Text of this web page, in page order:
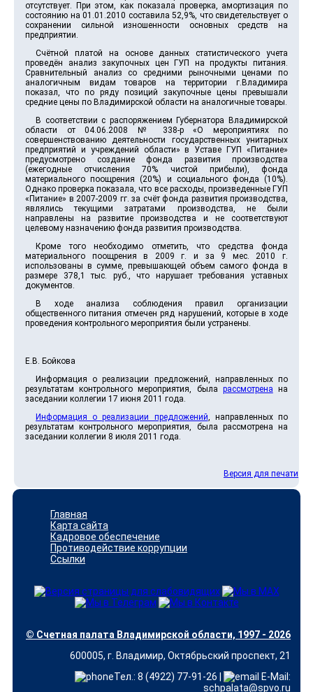
отсутствует. При этом, как показала проверка, амортизация по
состоянию на 01.01.2010 составила 52,9%, что свидетельствует о
сохранении сильной изношенности основных средств на
предприятии.
Счётной платой на основе данных статистического учета
проведён анализ закупочных цен ГУП на продукты питания.
Сравнительный анализ со средними рыночными ценами по
аналогичным видам товаров на территории г.Владимира
показал, что по ряду позиций закупочные цены превышали
средние цены по Владимирской области на аналогичные товары.
В соответствии с распоряжением Губернатора Владимирской
области от 04.06.2008 № 338-р «О мероприятиях по
совершенствованию деятельности государственных унитарных
предприятий и учреждений области» в Уставе ГУП «Питание»
предусмотрено создание фонда развития производства
(ежегодные отчисления 70% чистой прибыли), фонда
материального поощрения (20%) и социального фонда (10%).
Однако проверка показала, что все расходы, произведенные ГУП
«Питание» в 2007-2009 гг. за счёт фонда развития производства,
являлись текущими затратами производства, не были
направлены на развитие производства и не соответствуют
целевому назначению фонда развития производства.
Кроме того необходимо отметить, что средства фонда
материального поощрения в 2009 г. и за 9 мес. 2010 г.
использованы в сумме, превышающей объем самого фонда в
размере 378,1 тыс. руб., что нарушает требования уставных
документов.
В ходе анализа соблюдения правил организации
общественного питания отмечен ряд нарушений, которые в ходе
проведения контрольного мероприятия были устранены.
Е.В. Бойкова
Информация о реализации предложений, направленных по
результатам контрольного мероприятия, была рассмотрена на
заседании коллегии 17 июня 2011 года.
Информация о реализации предложений, направленных по
результатам контрольного мероприятия, была рассмотрена на
заседании коллегии 8 июля 2011 года.
Версия для печати
Главная
Карта сайта
Кадровое обеспечение
Противодействие коррупции
Ссылки
© Счетная палата Владимирской области, 1997 - 2026
600005, г. Владимир, Октябрьский проспект, 21
Тел.: 8 (4922) 77-91-26 |
E-Mail:
schpalata@spvo.ru